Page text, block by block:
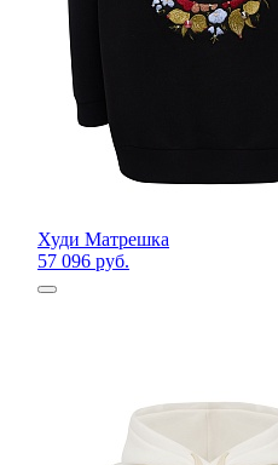
Худи Матрешка
57 096 руб.